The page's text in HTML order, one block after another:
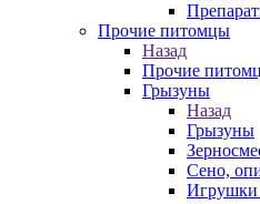
Прочие питомцы
Назад
Прочие
Грызуны
Назад
Грызуны
Сено,
Игрушки